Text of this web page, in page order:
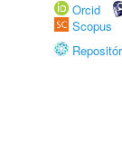
Orcid
Scopus